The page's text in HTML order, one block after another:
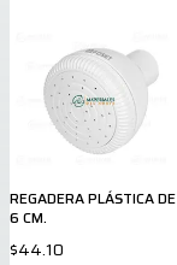
REGADERA PLÁSTICA DE
6 CM.
$44.10